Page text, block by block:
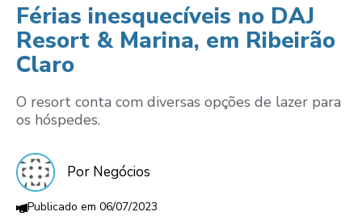
Férias inesquecíveis no DAJ
Resort & Marina, em Ribeirão
Claro
O resort conta com diversas opções de lazer para
os hóspedes.
Por Negócios
06/07/2023